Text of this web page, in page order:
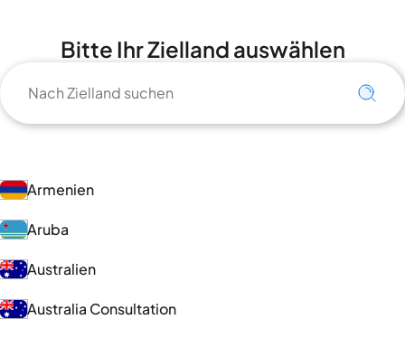
Bitte Ihr Zielland auswählen
Armenien
Aruba
Australien
Australia Consultation